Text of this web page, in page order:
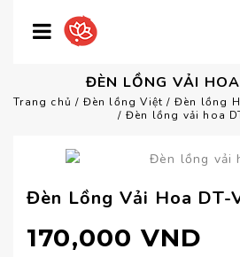
ĐÈN LỒNG VẢI
Trang chủ / Đèn lồng Việt / Đèn lồng
/ Đèn lồng vải hoa
Đèn Lồng Vải Hoa DT-
170,000 VND